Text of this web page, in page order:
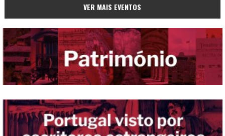
VER MAIS EVENTOS